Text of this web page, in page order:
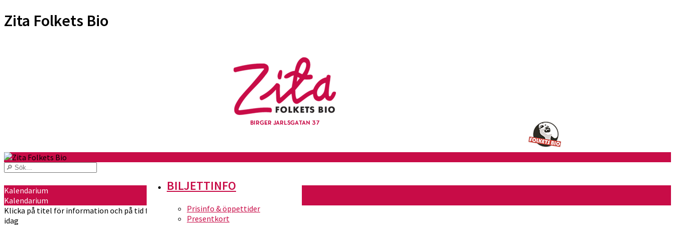
Zita Folkets Bio
BILJETTINFO
Prisinfo & öppettider
Presentkort
Kalendarium
Kalendarium
Klicka på titel för information och på tid för att köpa biljetter
idag